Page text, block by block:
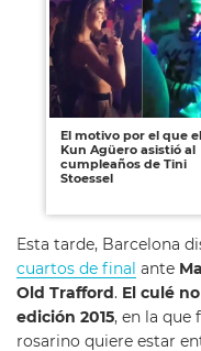
El motivo por el que el
Kun Agüero asistió al
cumpleaños de Tini
Stoessel
Esta tarde, Barcelona
cuartos de final ante
Old Trafford . El culé
edición 2015, en la que
rosarino quiere estar